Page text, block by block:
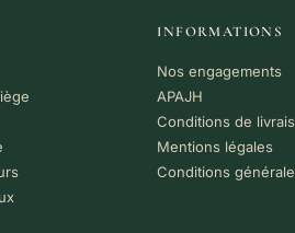
INFORMATIONS
Nos engagements
APAJH
Conditions de
Mentions légales
Conditions